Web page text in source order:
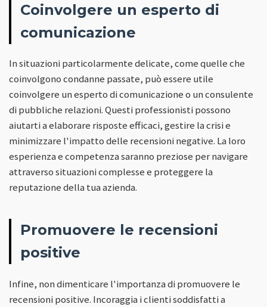
Coinvolgere un esperto di
comunicazione
In situazioni particolarmente delicate, come quelle che
coinvolgono condanne passate, può essere utile
coinvolgere un esperto di comunicazione o un consulente
di pubbliche relazioni. Questi professionisti possono
aiutarti a elaborare risposte efficaci, gestire la crisi e
minimizzare l'impatto delle recensioni negative. La loro
esperienza e competenza saranno preziose per navigare
attraverso situazioni complesse e proteggere la
reputazione della tua azienda.
Promuovere le recensioni
positive
Infine, non dimenticare l'importanza di promuovere le
recensioni positive. Incoraggia i clienti soddisfatti a